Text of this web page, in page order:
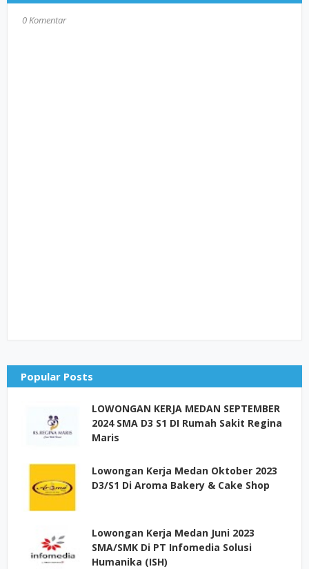
0 Komentar
Popular Posts
LOWONGAN KERJA MEDAN SEPTEMBER
2024 SMA D3 S1 DI Rumah Sakit Regina
Maris
Lowongan Kerja Medan Oktober 2023
D3/S1 Di Aroma Bakery & Cake Shop
Lowongan Kerja Medan Juni 2023
SMA/SMK Di PT Infomedia Solusi
Humanika (ISH)